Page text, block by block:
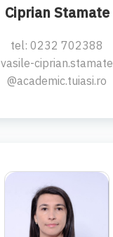
Ciprian Stamate
tel: 0232 702388
vasile-ciprian.stamate
@academic.tuiasi.ro